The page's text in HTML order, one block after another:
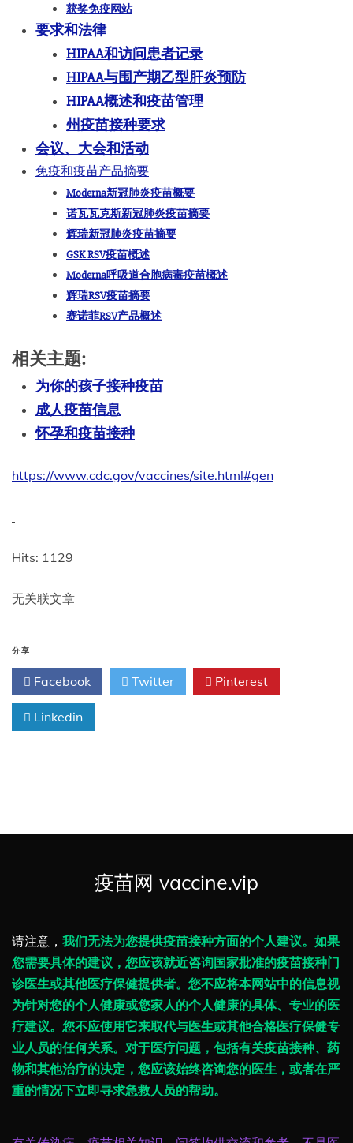
获奖免疫网站
要求和法律
HIPAA和访问患者记录
HIPAA与围产期乙型肝炎预防
HIPAA概述和疫苗管理
州疫苗接种要求
会议、大会和活动
免疫和疫苗产品摘要
Moderna新冠肺炎疫苗概要
诺瓦瓦克斯新冠肺炎疫苗摘要
辉瑞新冠肺炎疫苗摘要
GSK RSV疫苗概述
Moderna呼吸道合胞病毒疫苗概述
辉瑞RSV疫苗摘要
赛诺菲RSV产品概述
相关主题:
为你的孩子接种疫苗
成人疫苗信息
怀孕和疫苗接种
https://www.cdc.gov/vaccines/site.html#gen
Hits: 1129
无关联文章
分享
Facebook Twitter Pinterest
Linkedin
疫苗网 vaccine.vip
请注意， 我们无法为您提供疫苗接种方面的个人建议。如果
您需要具体的建议，您应该就近咨询国家批准的疫苗接种门
诊医生或其他医疗保健提供者。您不应将本网站中的信息视
为针对您的个人健康或您家人的个人健康的具体、专业的医
疗建议。您不应使用它来取代与医生或其他合格医疗保健专
业人员的任何关系。对于医疗问题，包括有关疫苗接种、药
物和其他治疗的决定，您应该始终咨询您的医生，或者在严
重的情况下立即寻求急救人员的帮助。